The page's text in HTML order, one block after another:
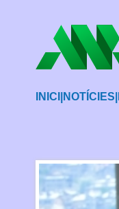
INICI NOTÍCIES